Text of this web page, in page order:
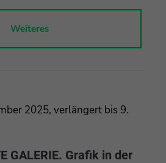
Weiteres
2025, verlängert bis 9.
GALERIE. Grafik in der